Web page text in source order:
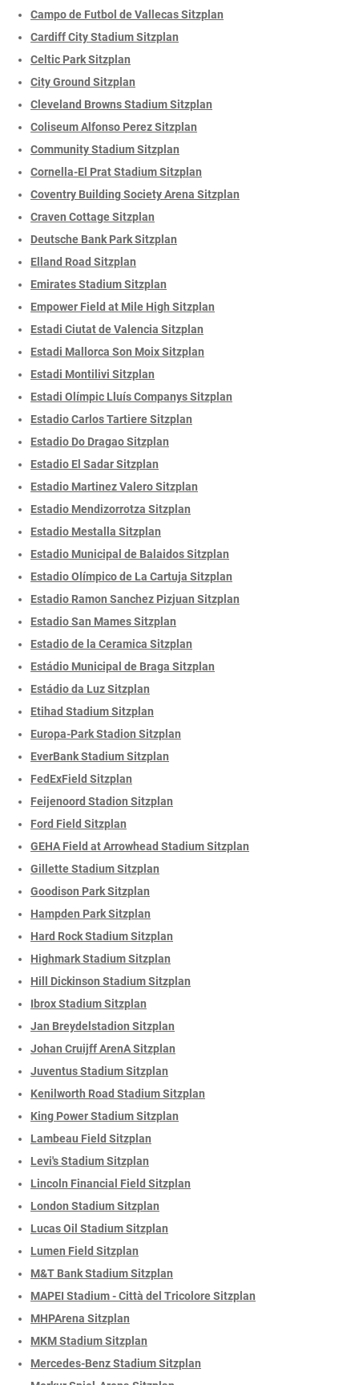
Campo de Futbol de Vallecas Sitzplan
Cardiff City Stadium Sitzplan
Celtic Park Sitzplan
City Ground Sitzplan
Cleveland Browns Stadium Sitzplan
Coliseum Alfonso Perez Sitzplan
Community Stadium Sitzplan
Cornella-El Prat Stadium Sitzplan
Coventry Building Society Arena Sitzplan
Craven Cottage Sitzplan
Deutsche Bank Park Sitzplan
Elland Road Sitzplan
Emirates Stadium Sitzplan
Empower Field at Mile High Sitzplan
Estadi Ciutat de Valencia Sitzplan
Estadi Mallorca Son Moix Sitzplan
Estadi Montilivi Sitzplan
Estadi Olímpic Lluís Companys Sitzplan
Estadio Carlos Tartiere Sitzplan
Estadio Do Dragao Sitzplan
Estadio El Sadar Sitzplan
Estadio Martinez Valero Sitzplan
Estadio Mendizorrotza Sitzplan
Estadio Mestalla Sitzplan
Estadio Municipal de Balaidos Sitzplan
Estadio Olímpico de La Cartuja Sitzplan
Estadio Ramon Sanchez Pizjuan Sitzplan
Estadio San Mames Sitzplan
Estadio de la Ceramica Sitzplan
Estádio Municipal de Braga Sitzplan
Estádio da Luz Sitzplan
Etihad Stadium Sitzplan
Europa-Park Stadion Sitzplan
EverBank Stadium Sitzplan
FedExField Sitzplan
Feijenoord Stadion Sitzplan
Ford Field Sitzplan
GEHA Field at Arrowhead Stadium Sitzplan
Gillette Stadium Sitzplan
Goodison Park Sitzplan
Hampden Park Sitzplan
Hard Rock Stadium Sitzplan
Highmark Stadium Sitzplan
Hill Dickinson Stadium Sitzplan
Ibrox Stadium Sitzplan
Jan Breydelstadion Sitzplan
Johan Cruijff ArenA Sitzplan
Juventus Stadium Sitzplan
Kenilworth Road Stadium Sitzplan
King Power Stadium Sitzplan
Lambeau Field Sitzplan
Levi's Stadium Sitzplan
Lincoln Financial Field Sitzplan
London Stadium Sitzplan
Lucas Oil Stadium Sitzplan
Lumen Field Sitzplan
M&T Bank Stadium Sitzplan
MAPEI Stadium - Città del Tricolore Sitzplan
MHPArena Sitzplan
MKM Stadium Sitzplan
Mercedes-Benz Stadium Sitzplan